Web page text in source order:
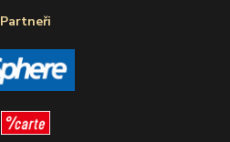
Partneři